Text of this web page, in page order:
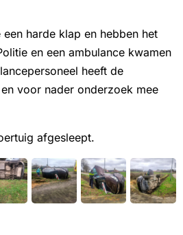
harde klap en hebben het
en een ambulance kwamen
heeft de
voor nader onderzoek mee
afgesleept.